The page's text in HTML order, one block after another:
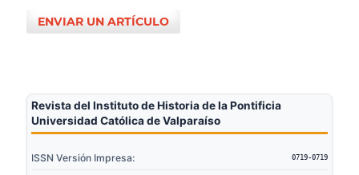
ENVIAR UN ARTÍCULO
Revista del Instituto de Historia de la Pontificia
Universidad Católica de Valparaíso
ISSN Versión Impresa: 0719-0719